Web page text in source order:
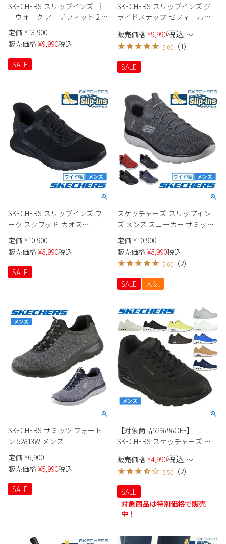
SKECHERS スリップインズ ゴ
ーウォーク アーチフィット 2.0
シアード 216650 メンズ
定価 ¥13,900
販売価格 ¥9,990税込
SALE
SKECHERS スリップインズ グ
ライドステップ ゼフィール
販売価格 ¥9,990税込 〜
5.00 （1）
SALE
SKECHERS スリップインズ ワ
ーク スクワッド カオス
200254W メンズ
定価 ¥10,900
販売価格 ¥8,990税込
SALE
スケッチャーズ スリップイン
ズ メンズ スニーカー サミッツ
キー ペース 232469W
SKECHERS Slip-ins Summits -
Key Pace 靴 ワイド幅 幅広
定価 ¥10,900
販売価格 ¥8,990税込
5.00 （2）
SALE
人気
SKECHERS サミッツ フォート
ン 52813W メンズ
定価 ¥6,900
販売価格 ¥5,990税込
SALE
【対象商品52%%OFF】
SKECHERS スケッチャーズ ス
52458 ブラック ホワイト タン
ストーン 厚底 ウノ スタンド オ
ン エア
販売価格 ¥4,990税込 〜
3.50 （2）
SALE
対象商品は特別価格で販売
中！